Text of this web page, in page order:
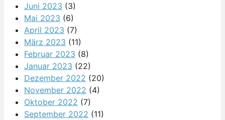
Juni 2023 (3)
Mai 2023 (6)
April 2023 (7)
März 2023 (11)
Februar 2023 (8)
Januar 2023 (22)
Dezember 2022 (20)
November 2022 (4)
Oktober 2022 (7)
September 2022 (11)